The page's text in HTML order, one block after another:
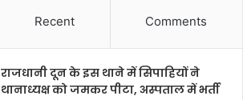
Recent Comments
राजधानी दून के इस थाने में सिपाहियों ने
थानाध्यक्ष को जमकर पीटा, अस्पताल में भर्ती